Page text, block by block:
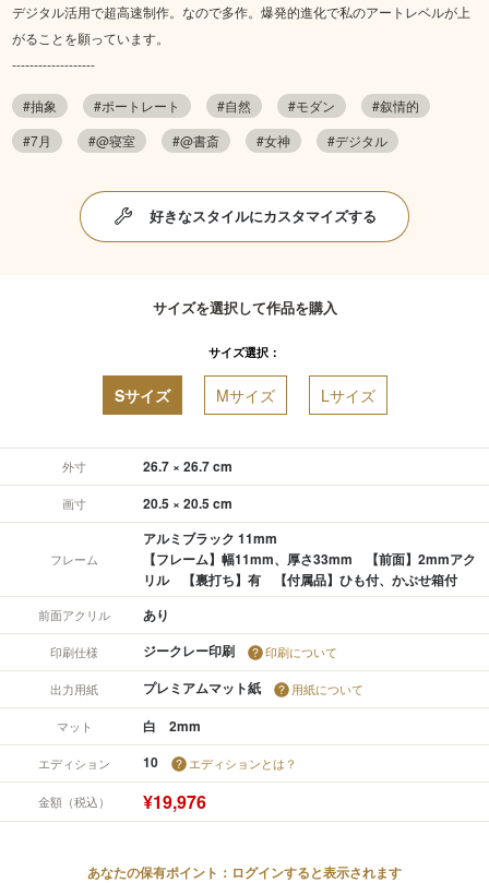
デジタル活用で超高速制作。なので多作。爆発的進化で私のアートレベルが上
がることを願っています。
-------------------
#抽象 #ポートレート #自然 #モダン
#叙情的
#7月
#@寝室 #@書斎 #女神 #デジタル
好きなスタイルにカスタマイズする
サイズを選択して作品を購入
サイズ選択：
Sサイズ Mサイズ Lサイズ
外寸 26.7 × 26.7 cm
画寸 20.5 × 20.5 cm
フレーム
アルミブラック 11mm
【フレーム】幅11mm、厚さ33mm 【前面】2mmアク
リル 【裏打ち】有 【付属品】ひも付、かぶせ箱付
前面アクリル あり
印刷仕様 ジークレー印刷 印刷について
出力用紙 プレミアムマット紙 用紙について
マット 白 2mm
エディション 10 エディションとは？
金額（税込） ¥19,976
あなたの保有ポイント：ログインすると表示されます